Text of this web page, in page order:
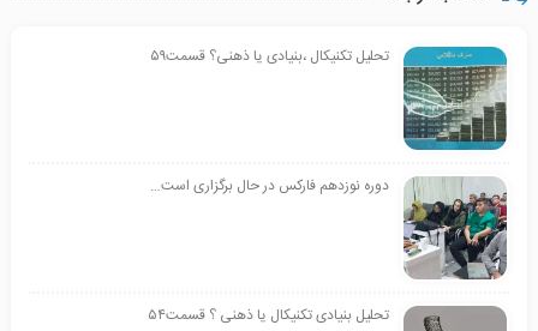
تحلیل تکنیکال ،بنیادی یا ذهنی؟ قسمت۵۹
دوره نوزدهم فارکس در حال برگزاری است…
تحلیل بنیادی تکنیکال یا ذهنی ؟ قسمت۵۴